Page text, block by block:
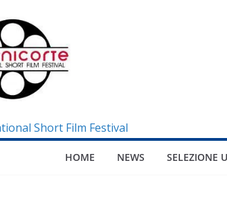
HOME NEWS SELEZIONE